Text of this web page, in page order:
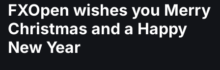
佣金和库存费
付款
存款与取款
PAMM
外汇
指数
交易平台
TickTrader
FXOpen App
FXOpen wishes you Merry
Christmas and a Happy
New Year